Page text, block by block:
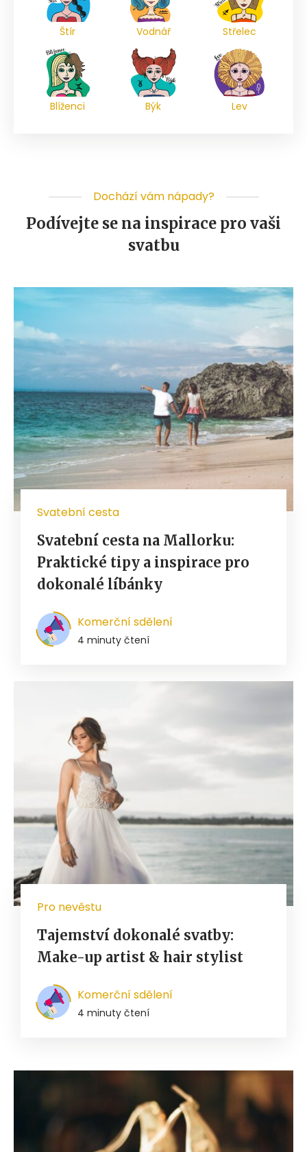
Štír Vodnář Střelec
Blíženci Býk Lev
Dochází vám nápady?
Podívejte se na inspirace pro vaši
svatbu
Svatební cesta
Svatební cesta na Mallorku:
Praktické tipy a inspirace pro
dokonalé líbánky
Komerční sdělení
4 minuty čtení
Pro nevěstu
Tajemství dokonalé svatby:
Make-up artist & hair stylist
Komerční sdělení
4 minuty čtení